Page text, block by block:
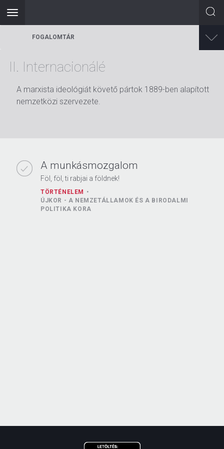
Toggle
navigation
FOGALOMTÁR
II. Internacionálé
A marxista ideológiát követő pártok 1889-ben alapított
nemzetközi szervezete.
A munkásmozgalom
Föl, föl, ti rabjai a földnek!
TÖRTÉNELEM
ÚJKOR - A NEMZETÁLLAMOK ÉS A BIRODALMI
POLITIKA KORA